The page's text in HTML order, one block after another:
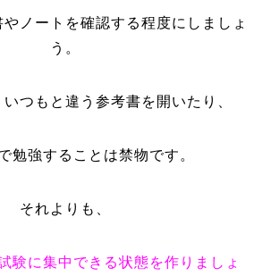
ノートを確認する程度にしましょ
う。
つもと違う参考書を開いたり、
勉強することは禁物です。
それよりも、
験に集中できる状態を作りましょ